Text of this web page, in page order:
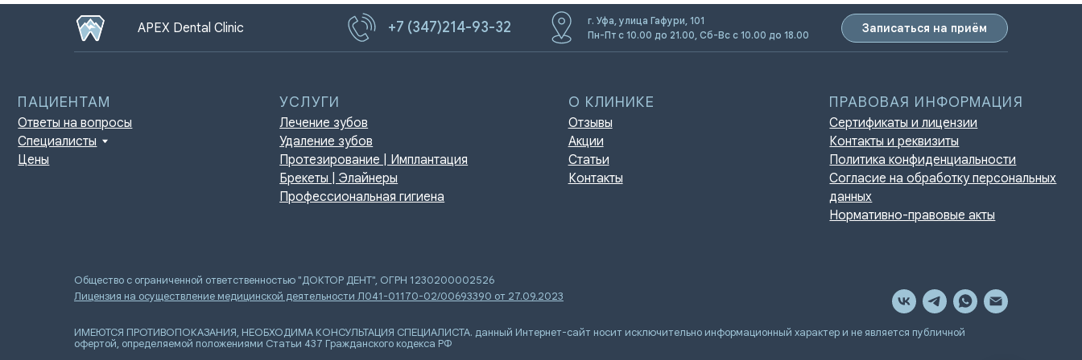
APEX Dental Clinic +7 (347)214-93-32
г. Уфа, улица Гафури, 101
Пн-Пт с 10.00 до 21.00, Сб-Вс с 10.00 до 18.00
Записаться на приём
ПАЦИЕНТАМ
Цены
УСЛУГИ
Протезирование | Имплантация
Брекеты | Элайнеры
Профессиональная гигиена
О КЛИНИКЕ ПРАВОВАЯ ИНФОРМАЦИЯ
Политика конфиденциальности
Согласие на обработку персональных
Нормативно-правовые акты
Общество с ограниченной ответственностью "ДОКТОР ДЕНТ", ОГРН 1230200002526
Лицензия на осуществление медицинской деятельности Л041-01170-02/00693390 от 27.09.2023
ИМЕЮТСЯ ПРОТИВОПОКАЗАНИЯ, НЕОБХОДИМА КОНСУЛЬТАЦИЯ СПЕЦИАЛИСТА. данный Интернет-сайт носит исключительно информационный характер и не является публичной
офертой, определяемой положениями Статьи 437 Гражданского кодекса РФ